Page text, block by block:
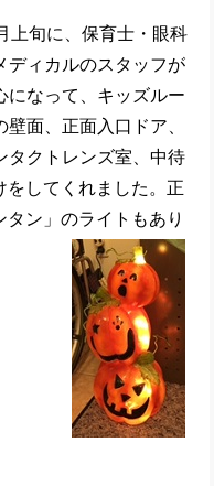
上旬に、保育士・眼科
ディカルのスタッフが
になって、キッズルー
壁面、正面入口ドア、
タクトレンズ室、中待
をしてくれました。正
ン」のライトもあり